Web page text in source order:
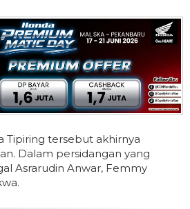
Tipiring tersebut akhirnya
Dalam persidangan yang
Asrarudin Anwar, Femmy